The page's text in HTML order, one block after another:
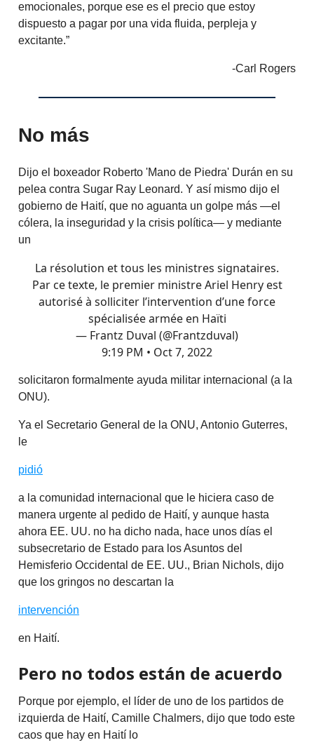
emocionales, porque ese es el precio que estoy
dispuesto a pagar por una vida fluida, perpleja y
excitante.”
-Carl Rogers
No más
Dijo el boxeador Roberto 'Mano de Piedra' Durán en su
pelea contra Sugar Ray Leonard. Y así mismo dijo el
gobierno de Haití, que no aguanta un golpe más —el
cólera, la inseguridad y la crisis política— y mediante
un
La résolution et tous les ministres signataires.
Par ce texte, le premier ministre Ariel Henry est
autorisé à solliciter l’intervention d’une force
spécialisée armée en Haïti
— Frantz Duval (@Frantzduval)
9:19 PM • Oct 7, 2022
solicitaron formalmente ayuda militar internacional (a la
ONU).
Ya el Secretario General de la ONU, Antonio Guterres,
le
pidió
a la comunidad internacional que le hiciera caso de
manera urgente al pedido de Haití, y aunque hasta
ahora EE. UU. no ha dicho nada, hace unos días el
subsecretario de Estado para los Asuntos del
Hemisferio Occidental de EE. UU., Brian Nichols, dijo
que los gringos no descartan la
intervención
en Haití.
Pero no todos están de acuerdo
Porque por ejemplo, el líder de uno de los partidos de
izquierda de Haití, Camille Chalmers, dijo que todo este
caos que hay en Haití lo